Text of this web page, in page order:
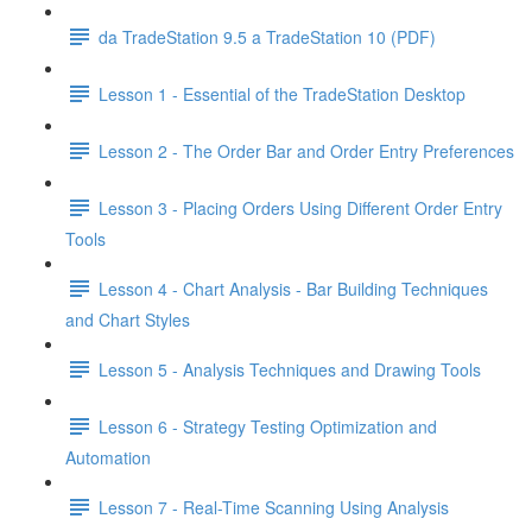
da TradeStation 9.5 a TradeStation 10 (PDF)
Lesson 1 - Essential of the TradeStation Desktop
Lesson 2 - The Order Bar and Order Entry Preferences
Lesson 3 - Placing Orders Using Different Order Entry
Tools
Lesson 4 - Chart Analysis - Bar Building Techniques
and Chart Styles
Lesson 5 - Analysis Techniques and Drawing Tools
Lesson 6 - Strategy Testing Optimization and
Automation
Lesson 7 - Real-Time Scanning Using Analysis